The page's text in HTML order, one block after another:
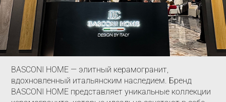
BASCONI HOME — элитный керамогранит,
вдохновленный итальянским наследием. Бренд
BASCONI HOME представляет уникальные коллекции